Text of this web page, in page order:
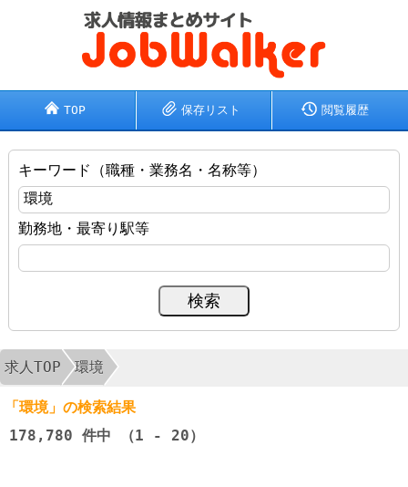
TOP 保存リスト 閲覧履歴
キーワード（職種・業務名・名称等）
勤務地・最寄り駅等
求人TOP 環境
「環境」の検索結果
178,780 件中 （1 - 20）